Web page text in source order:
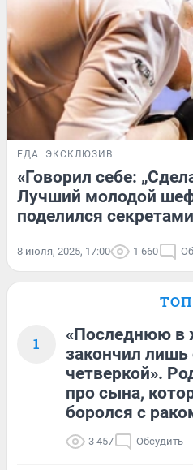
ЕДА ЭКСКЛЮЗИВ
«Говорил себе:
Лучший молодой
поделился
8 июля, 2025, 17:00 1 660
ТОП
1
«Последнюю в
закончил лишь
четверкой».
про сына,
боролся с
3 457 Обсудить